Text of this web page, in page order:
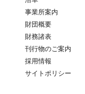
事業所案内
財団概要
財務諸表
刊行物のご案内
採用情報
サイトポリシー